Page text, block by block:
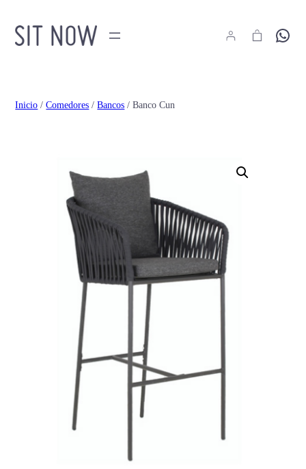
Hola
Inicio /Comedores /Bancos / Banco Cun